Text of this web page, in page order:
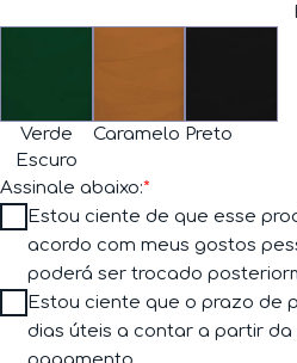
Verde
Escuro
Caramelo Preto
*
Assinale abaixo:
Estou ciente de que esse
acordo com meus gostos
poderá ser trocado
Estou ciente que o prazo de
dias úteis a contar a partir